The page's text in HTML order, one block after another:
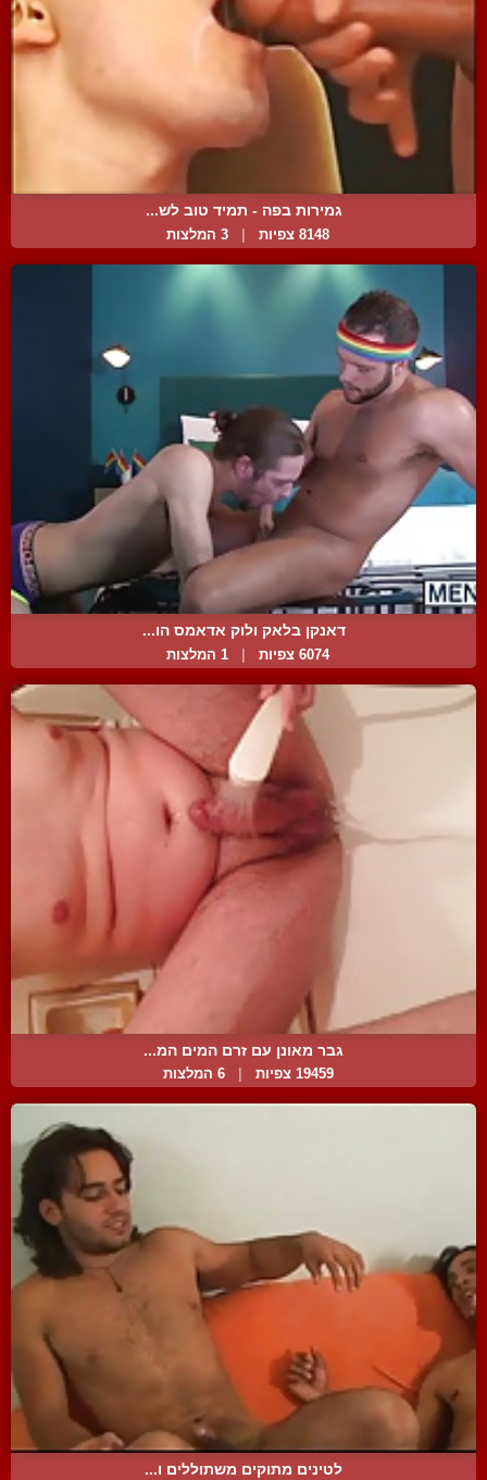
גמירות בפה - תמיד טוב לש...
8148 צפיות 3 המלצות
דאנקן בלאק ולוק אדאמס הו...
6074 צפיות | 1 המלצות
גבר מאונן עם זרם המים המ...
19459 צפיות 6 המלצות
לטינים מתוקים משתוללים ו...